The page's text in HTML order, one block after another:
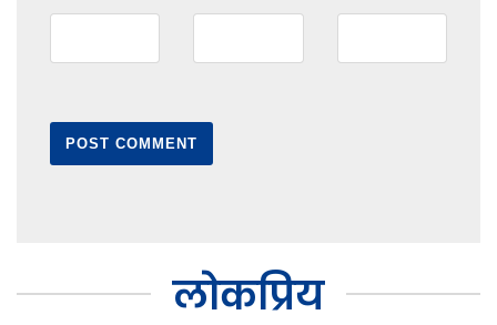
लोकप्रिय